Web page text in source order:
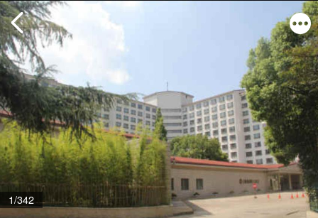
1/342